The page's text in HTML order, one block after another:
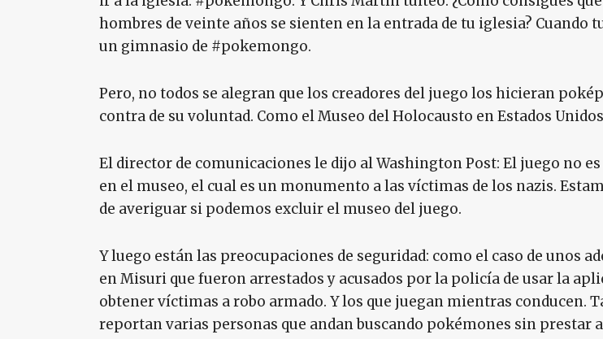
hombres de veinte años se sienten en la entrada de tu iglesia? Cuando
un gimnasio de #pokemongo.
Pero, no todos se alegran que los creadores del juego los hicieran
contra de su voluntad. Como el Museo del Holocausto en Estados
El director de comunicaciones le dijo al Washington Post: El juego no
en el museo, el cual es un monumento a las víctimas de los nazis.
de averiguar si podemos excluir el museo del juego.
Y luego están las preocupaciones de seguridad: como el caso de unos
en Misuri que fueron arrestados y acusados por la policía de usar la
obtener víctimas a robo armado. Y los que juegan mientras conducen.
reportan varias personas que andan buscando pokémones sin prestar